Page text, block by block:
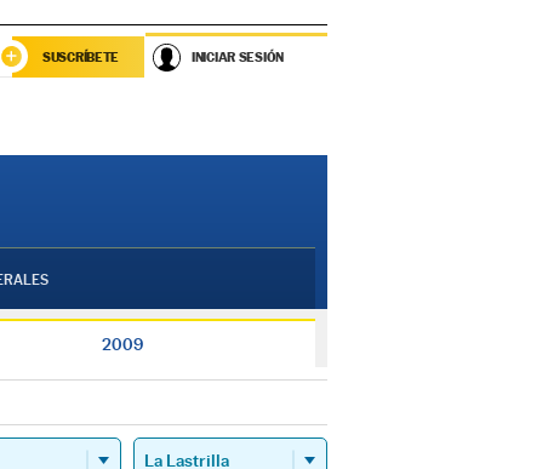
SUSCRÍBETE INICIAR SESIÓN
2009